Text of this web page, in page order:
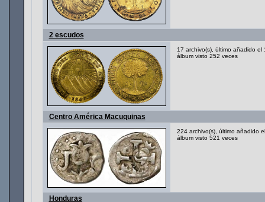
2 escudos
17 archivo(s), último añadido
álbum visto 252 veces
Centro América Macuquinas
224 archivo(s), último añadido
álbum visto 521 veces
Honduras